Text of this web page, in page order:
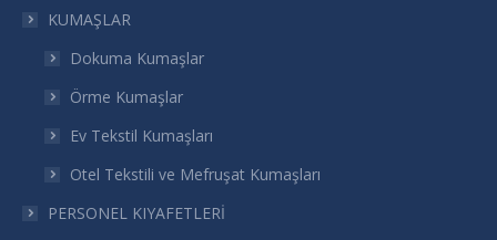
window
in
window
in
windowwindow
KUMAŞLAR
Dokuma Kumaşlar
Örme Kumaşlar
Ev Tekstil Kumaşları
Otel Tekstili ve Mefruşat Kumaşları
PERSONEL KIYAFETLERİ